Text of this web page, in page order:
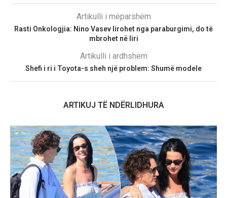
Artikulli i mëparshëm
Rasti Onkologjia: Nino Vasev lirohet nga paraburgimi, do të
mbrohet në liri
Artikulli i ardhshëm
Shefi i ri i Toyota-s sheh një problem: Shumë modele
ARTIKUJ TË NDËRLIDHURA